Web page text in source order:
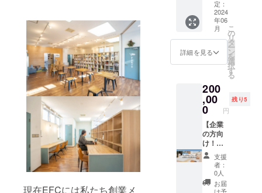
現在EFCには私たち創業メ
自分の
まち
で、何
ができ
何をや
りたい
えの後
押しに
なりま
した！
また、
自分の
まちに
置き換
えた
時、ど
こをど
のよう
場合は
ご返
金、も
しくは
ANSHI
NDOの
をご案
内いた
しま
す。
じられ
たのが
まず良
かった
です。
お金や
運営に
かかわ
がっつ
りして
いただ
いたの
があり
がた
かった
です。
◯地域
おこし
協力隊
の活動
す！ す
ごい！
めっ
ちゃお
得！ 交
流ス
ペース
併設の
のコ
ワーキ
ングス
ペース
は程よ
い雑踏
の中で
の作業
や、地
域の
方々と
の交流
がら、
上川町
でのこ
れまで
の取り
組み、
そして
これか
望につ
いても
たっぷ
りお話
ししま
す！ 視
察後は
町内飲
食店に
て地元
の人た
ちと一
キッチ
ンやリ
ビング
もある
ので、
少数精
鋭の企
業やプ
クト
チーム
単位で
の合宿
などに
おすす
めで
す！ 宿
泊者専
用キッ
チンや
リビン
ン！】
上川に
サテラ
イトオ
フィス
がほし
い！と
いう企
へ！
ANSHI
NDOの
3階の
シェア
オフィ
スを通
常は法
人会員
1ヵ月
20,000
円×12か
定：
2024
年06
月
詳細を見る
こ
の
リ
タ
ー
ン
を
選
択
す
る
200
,00
0 円
残り5
【企業
の方向
け！求
人お手
伝いプ
ン！】
求人を
支援
者：
0人
お届